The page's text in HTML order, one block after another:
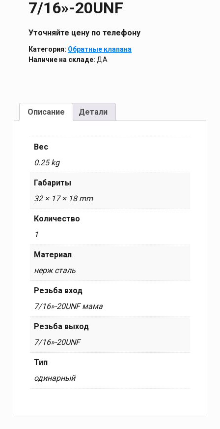
7/16»-20UNF
Уточняйте цену по телефону
Категория: Обратные клапана
Наличие на складе: ДА
Описание Детали
Вес
0.25 kg
Габариты
32 × 17 × 18 mm
Количество
1
Материал
нерж сталь
Резьба вход
7/16»-20UNF мама
Резьба выход
7/16»-20UNF
Тип
одинарный